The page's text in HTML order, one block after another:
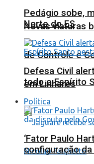
Novas viaturas
de Controle e
em Linhares
Pedágio sobe,
Norte do ES
Defesa Civil
todo o Espírito
Política
‘Fator Paulo
configuração